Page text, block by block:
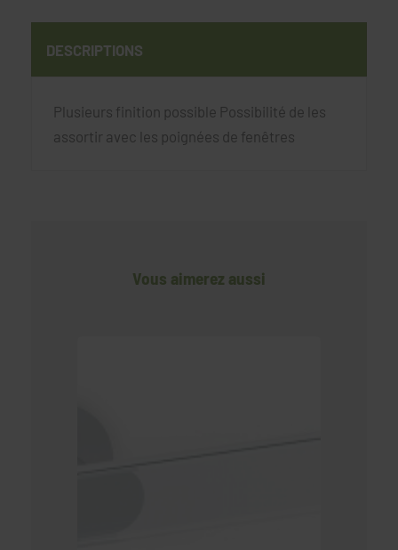
DESCRIPTIONS
Plusieurs finition possible Possibilité de les
assortir avec les poignées de fenêtres
Vous aimerez aussi